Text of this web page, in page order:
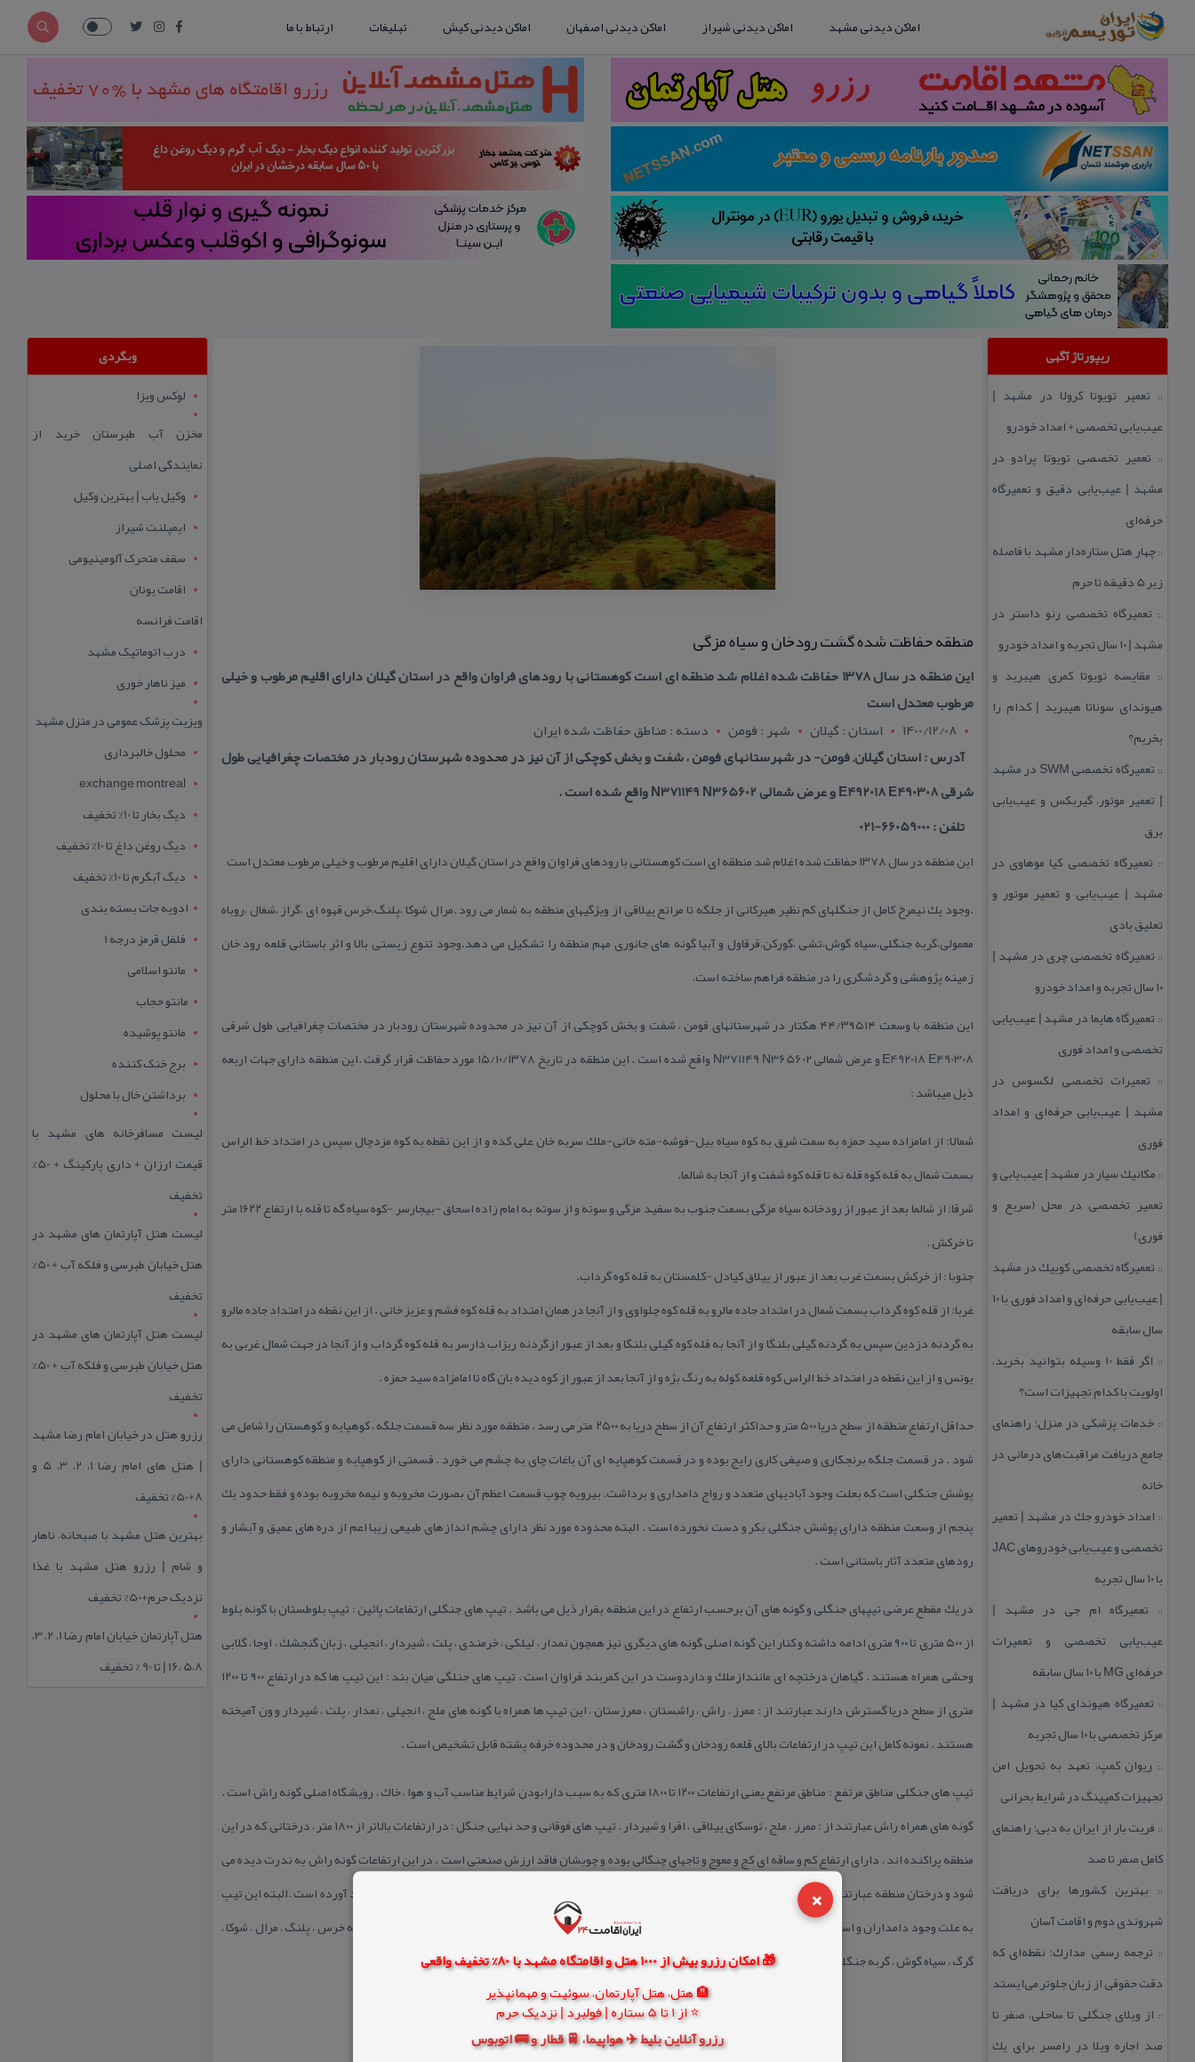
×
🎁 امکان رزرو بیش از 1000 هتل و اقامتگاه مشهد با 80% تخفیف واقعی
🏨 هتل، هتل آپارتمان، سوئیت و مهمانپذیر
⭐ از 1 تا 5 ستاره | فولبرد | نزدیک حرم
رزرو آنلاین بلیط ✈️ هواپیما، 🚆 قطار و 🚌 اتوبوس
اماکن دیدنی مشهد اماکن دیدنی شیراز اماکن دیدنی اصفهان اماکن دیدنی کیش تبلیغات ارتباط با ما
ریپورتاژ آگهی
:: تعمیر تویوتا كرولا در مشهد |
عیب‌یابی تخصصی + امداد خودرو
:: تعمیر تخصصی تویوتا پرادو در
مشهد | عیب‌یابی دقیق و تعمیرگاه
حرفه‌ای
::چهار هتل‌ ستاره‌دار مشهد با فاصله
زیر 5 دقیقه تا حرم
:: تعمیرگاه تخصصی رنو داستر در
مشهد | ۱۰ سال تجربه و امداد خودرو
:: مقایسه تویوتا كمری هیبرید و
هیوندای سوناتا هیبرید | كدام را
بخریم؟
::
تعمیرگاه تخصصی SWM در مشهد
| تعمیر موتور، گیربكس و عیب‌یابی
برق
:: تعمیرگاه تخصصی كیا موهاوی در
مشهد | عیب‌یابی و تعمیر موتور و
تعلیق بادی
:: تعمیرگاه تخصصی چری در مشهد |
۱۰ سال تجربه و امداد خودرو
:: تعمیرگاه هایما در مشهد | عیب‌یابی
تخصصی و امداد فوری
:: تعمیرات تخصصی لكسوس در
مشهد | عیب‌یابی حرفه‌ای و امداد
فوری
:: مكانیك سیار در مشهد | عیب‌یابی و
تعمیر تخصصی در محل (سریع و
فوری)
:: تعمیرگاه تخصصی كوییك در مشهد
| عیب‌یابی حرفه‌ای و امداد فوری با ۱۰
سال سابقه
::
اگر فقط 10 وسیله بتوانید بخرید،
اولویت با كدام تجهیزات است؟
:: خدمات پزشكی در منزل؛ راهنمای
جامع دریافت مراقبت‌های درمانی در
خانه
:: امداد خودرو جك در مشهد | تعمیر
تخصصی و عیب‌یابی خودروهای JAC
با ۱۰ سال تجربه
:: تعمیرگاه ام جی در مشهد |
عیب‌یابی تخصصی و تعمیرات
حرفه‌ای MG با ۱۰ سال سابقه
:: تعمیرگاه هیوندای كیا در مشهد |
مركز تخصصی با ۱۰ سال تجربه
:: ریوان كمپ، تعهد به تحویل امن
تجهیزات كمپینگ در شرایط بحرانی
:: فریت بار از ایران به دبی؛ راهنمای
كامل صفر تا صد
:: بهترین كشورها برای دریافت
شهروندی دوم و اقامت آسان
:: ترجمه رسمی مدارك؛ نقطه‌ای كه
دقت حقوقی از زبان جلوتر می‌ایستد
:: از ویلای جنگلی تا ساحلی، صفر تا
صد اجاره ویلا در رامسر برای یك
منطقه حفاظت شده گشت رودخان و سیاه‌ مزگی
این منطقه در سال ۱۳۷۸ حفاظت شده اغلام شد منطقه ای است كوهستانی با رودهای فراوان واقع در استان گیلان دارای اقلیم مرطوب و خیلی
مرطوب معتدل است
1400/12/08
استان : گيلان شهر : فومن
دسته : مناطق حفاظت شده ایران
آدرس : استان گیلان, فومن- در شهرستانهای فومن ، شفت و بخش كوچكی از آن نیز در محدوده شهرستان رودبار در مختصات چغرافیایی طول
شرقی E492018 E490308 و عرض شمالی N371149 N365602 واقع شده است .
تلفن : 66059000-021
این منطقه در سال ۱۳۷۸ حفاظت شده اغلام شد منطقه ای است كوهستانی با رودهای فراوان واقع در استان گیلان دارای اقلیم مرطوب و خیلی مرطوب معتدل است
.وجود یك نیمرخ كامل از جنگلهای كم نظیر هیركانی از جلگه تا مراتع ییلاقی از ویژگیهای منطقه به شمار می رود .مرال شوكا ،پلنگ،خرس قهوه ای ،گراز ،شغال ،روباه
معمولی،گربه جنگلی،سیاه گوش،تشی ،گوركن،قرقاول و آبیا گونه های جانوری مهم منطقه را تشكیل می دهد.وجود تنوع زیستی بالا و اثر باستانی قلعه رود خان
زمینه پژوهشی و گردشگری را در منطقه فراهم ساخته است.
این منطقه با وسعت ۴۴/۳۹۵۱۴ هكتار در شهرستانهای فومن ، شفت و بخش كوچكی از آن نیز در محدوده شهرستان رودبار در مختصات چغرافیایی طول شرقی
E492018 E490308 و عرض شمالی N371149 N365602 واقع شده است . این منطقه در تاریخ ۱۵/۱۰/۱۳۷۸ مورد حفاظت قرار گرفت .این منطقه دارای جهات اربعه
ذیل میباشد :
شمالا: از امامزاده سید حمزه به سمت شرق به كوه سیاه بیل-فوشه-مته خانی-ملك سربه خان علی كده و از این نقطه به كوه مزدچال سپس در امتداد خط الراس
بسمت شمال به قله كوه قله نه تا قله كوه شفت و از آنجا به شالما.
شرقا: از شالما بعد از عبور از رودخانه سیاه مزگی بسمت جنوب به سفید مزگی و سوته و از سوته به امام زاده اسحاق -بیجارسر -كوه سیاه گه تا قله با ارتفاع ۱۶۲۲ متر
تا خركش .
جنوبا : از خركش بسمت غرب بعد از عبور از ییلاق كیادل -كلمستان به قله كوه گرداب.
غربا: از قله كوه گرداب بسمت شمال در امتداد جاده مالرو به قله كوه چلواوی و از آنجا در همان امتداد به قله كوه فشم و عزیز خانی . از این نقطه در امتداد جاده مالرو
به گردنه دزدین سپس به گردنه گیلی بلنگا و از آنجا به قله كوه گیلی بلنگا و بعد از عبور ازگردنه ریزاب دارسر به قله كوه گرداب و از آنجا در جهت شمال غربی به
یونس و از این نقطه در امتداد خط الراس كوه قلعه كوله به رنگ بژه و از آنجا بعد از عبور از كوه دیده بان گاه تا امامزاده سید حمزه .
حداقل ارتفاع منطقه از سطح دریا ۵۰۰ متر و حداكثر ارتفاع آن از سطح دریا به ۲۵۰۰ متر می رسد . منطقه مورد نظر سه قسمت جلگه ، كوهپایه و كوهستان را شامل می
شود . در قسمت جلگه برنجكاری و صیفی كاری رایج بوده و در قسمت كوهپایه ای آن باغات چای به چشم می خورد . قسمتی از كوهپایه و منطقه كوهستانی دارای
پوشش جنگلی است كه بعلت وجود آبادیهای متعدد و رواج دامداری و برداشت. بیرویه چوب قسمت اعظم آن بصورت مخروبه و نیمه مخروبه بوده و فقط حدود یك
پنجم از وسعت منطقه دارای پوشش جنگلی بكر و دست نخورده است . البته محدوده مورد نظر دارای چشم اندازهای طبیعی زیبا اعم از دره های عمیق و آبشار و
رودهای متعدد آثار باستانی است .
در یك مقطع عرضی تیپهای جنگلی و گونه های آن برحسب ارتفاع در این منطقه بقرار ذیل می باشد . تیپ های جنگلی ارتفاعات پائین : تیپ بلوطستان با گونه بلوط
از ۵۰۰ متری تا ۹۰۰ متری ادامه داشته و كنار این گونه اصلی گونه های دیگری نیز همچون نمدار ، لیلكی ، خرمندی ، پلت ، شیردار ، انجیلی ، زبان گنجشك ، اوجا ، گلابی
وحشی همراه هستند . گیاهان درختچه ای مانندازملك و داردوست در این كمربند فراوان است . تیپ های جنلگی میان بند : این تیپ ها كه در ارتفاع ۹۰۰ تا ۱۲۰۰
متری از سطح دریا گسترش دارند عبارتند از : ممرز ، راش ، راشستان ، ممرزستان ، این تیپ ها همراه با گونه های ملج ، انجیلی ، نمدار ، پلت ، شیردار و ون آمیخته
هستند . نمونه كامل این تیپ در ارتفاعات بالای قلعه رودخان و گشت رودخان و در محدوده خرفه پشته قابل تشخیص است .
تیپ های جنگلی مناطق مرتفع : مناطق مرتفع یعنی ارتفاعات ۱۲۰۰ تا ۱۸۰۰ متری كه به سبب دارابودن شرایط مناسب آب و هوا ، خاك ، رویشگاه اصلی گونه راش است .
گونه های همراه راش عبارتند از : ممرز ، ملج ، توسكای ییلاقی ، افرا و شیردار . تیپ های فوقانی و حد نهایی جنگل : در ارتفاعات بالاتر از ۱۸۰۰ متر ، درختانی كه در این
منطقه پراكنده اند ، دارای ارتفاع كم و ساقه ای كج و معوج و تاجهای چنگالی بوده و چوبشان فاقد ارزش صنعتی است . در این ارتفاعات گونه راش به ندرت دیده می
شود و درختان منطقه عبارتند از نوعی ممرز بنام لوریا كچف كه گاه همراه با گونه ای بلوط بنام اوری است و جامعه كچف – اورستان را بوجود آورده است .البته این تیپ
به علت وجود دامداران و استفاده دامی آنها از چوب و هیزم بشدت آسیب دیده است . از جمله مهمترین حیات وحش منطقه می توان به خرس ، پلنگ ، مرال ، شوكا ،
گرگ ، سیاه گوش ، گربه جنگلی ، شنگ ، تشی ، گوركن ، گراز ، سنجاب ، قرقاول ، ابیاء ، قزل آلا را اشاره نمود .
وبگردی
لوکس ویزا
مخزن آب طبرستان خرید از
نمایندگی اصلی
وکیل یاب | بهترین وکیل
ایمپلنت شیراز
سقف متحرک آلومینیومی
اقامت یونان
اقامت فرانسه
درب اتوماتیک مشهد
میز ناهار خوری
ویزیت پزشک عمومی در منزل مشهد
محلول خالبرداری
exchange montreal
دیگ بخار تا 10% تخفیف
دیگ روغن داغ تا 10% تخفیف
دیگ آبگرم تا 10% تخفیف
ادویه جات بسته بندی
فلفل قرمز درجه 1
مانتو اسلامی
مانتو حجاب
مانتو پوشیده
برج خنک کننده
برداشتن خال با محلول
لیست مسافرخانه های مشهد با
قیمت ارزان + داری پارکینگ + 50%
تخفیف
لیست هتل آپارتمان های مشهد در
هتل خیابان طبرسی و فلکه آب + 50%
تخفیف
لیست هتل آپارتمان های مشهد در
هتل خیابان طبرسی و فلکه آب + 50%
تخفیف
رزرو هتل در خیابان امام رضا مشهد
| هتل‌ های امام رضا 1، 2، 3، 5 و
8+50% تخفیف
بهترین هتل مشهد با صبحانه، ناهار
و شام | رزرو هتل مشهد با غذا
نزدیک حرم+50% تخفیف
هتل آپارتمان خیابان امام رضا 1، 2، 3،
5،8 ،16 | تا 90 % تخفیف